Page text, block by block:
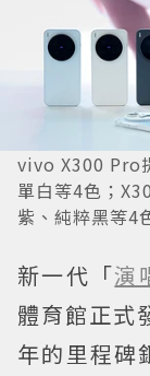
vivo X300 Pro
單白等4色；
紫、純粹黑等4
新一代「演
體育館正式
年的里程碑